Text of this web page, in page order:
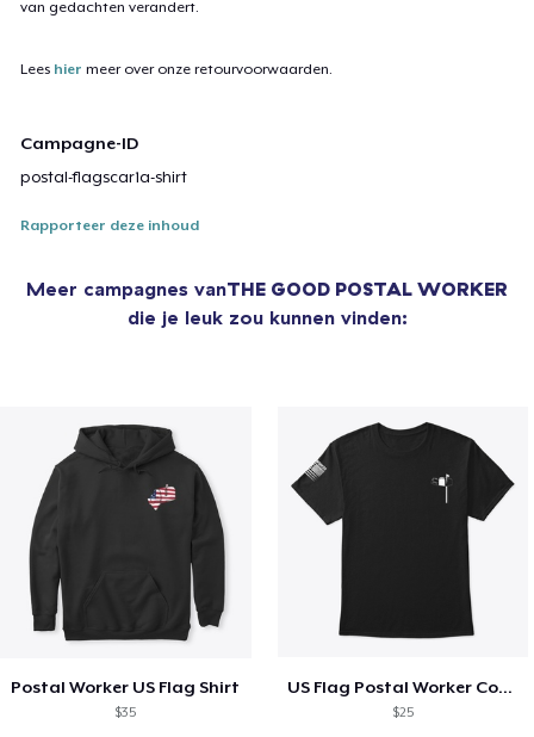
van gedachten verandert.
Lees hier meer over onze retourvoorwaarden.
Campagne-ID
postal-flagscar1a-shirt
Rapporteer deze inhoud
Meer campagnes vanTHE GOOD POSTAL WORKER
die je leuk zou kunnen vinden:
Postal Worker US Flag Shirt
$35
US Flag Postal Worker Cool Shirt
$25